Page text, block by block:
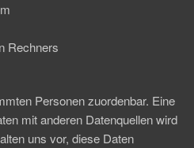
Rechners
Personen zuordenbar. Eine
mit anderen Datenquellen wird
uns vor, diese Daten